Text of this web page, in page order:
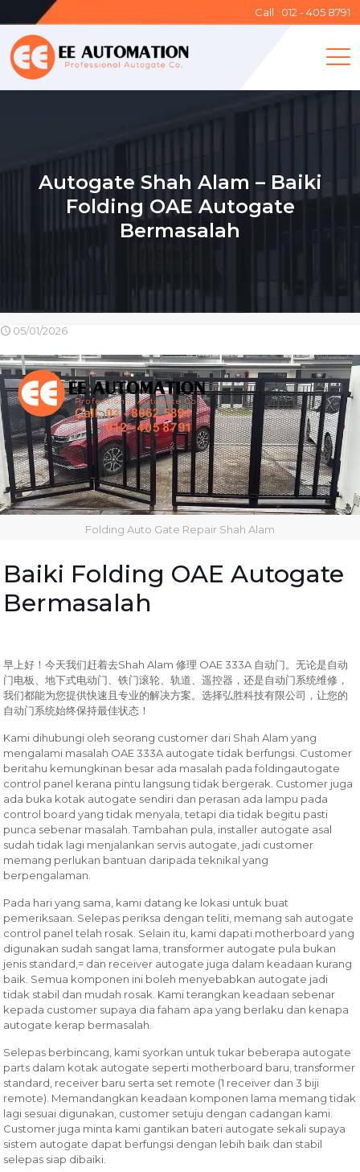
Call : 012 - 405 8791
Autogate Shah Alam – Baiki
Folding OAE Autogate
Bermasalah
05/01/2026
Folding Auto Gate Repair Shah Alam
Baiki Folding OAE Autogate
Bermasalah
早上好！今天我们赶着去Shah Alam修理 OAE 333A 自动门。无论是自动
门电板、地下式电动门、铁门滚轮、轨道、遥控器，还是自动门系统维修，
我们都能为您提供快速且专业的解决方案。选择弘胜科技有限公司，让您的
自动门系统始终保持最佳状态！
Kami dihubungi oleh seorang customer dari Shah Alam yang
mengalami masalah OAE 333A autogate tidak berfungsi. Customer
beritahu kemungkinan besar ada masalah pada foldingautogate
control panel kerana pintu langsung tidak bergerak. Customer juga
ada buka kotak autogate sendiri dan perasan ada lampu pada
control board yang tidak menyala, tetapi dia tidak begitu pasti
punca sebenar masalah. Tambahan pula, installer autogate asal
sudah tidak lagi menjalankan servis autogate, jadi customer
memang perlukan bantuan daripada teknikal yang
berpengalaman.
Pada hari yang sama, kami datang ke lokasi untuk buat
pemeriksaan. Selepas periksa dengan teliti, memang sah autogate
control panel telah rosak. Selain itu, kami dapati motherboard yang
digunakan sudah sangat lama, transformer autogate pula bukan
jenis standard,= dan receiver autogate juga dalam keadaan kurang
baik. Semua komponen ini boleh menyebabkan autogate jadi
tidak stabil dan mudah rosak. Kami terangkan keadaan sebenar
kepada customer supaya dia faham apa yang berlaku dan kenapa
autogate kerap bermasalah.
Selepas berbincang, kami syorkan untuk tukar beberapa autogate
parts dalam kotak autogate seperti motherboard baru, transformer
standard, receiver baru serta set remote (1 receiver dan 3 biji
remote). Memandangkan keadaan komponen lama memang tidak
lagi sesuai digunakan, customer setuju dengan cadangan kami.
Customer juga minta kami gantikan bateri autogate sekali supaya
sistem autogate dapat berfungsi dengan lebih baik dan stabil
selepas siap dibaiki.